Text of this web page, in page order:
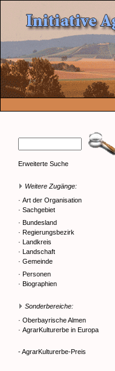
Erweiterte Suche
Weitere Zugänge:
· Art der Organisation
· Sachgebiet
· Bundesland
· Regierungsbezirk
· Landkreis
· Landschaft
· Gemeinde
· Personen
· Biographien
Sonderbereiche:
· Oberbayrische Almen
· AgrarKulturerbe in Europa
- AgrarKulturerbe-Preis